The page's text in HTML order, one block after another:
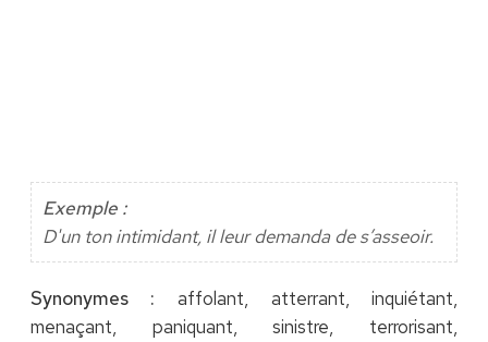
Exemple :
D'un ton intimidant, il leur demanda de s’asseoir.
Synonymes : affolant, atterrant, inquiétant,
menaçant, paniquant, sinistre, terrorisant,